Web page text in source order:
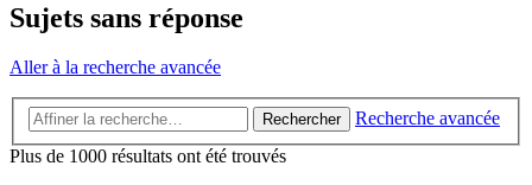
Sujets sans réponse
Aller à la recherche avancée
Rechercher
Recherche avancée
Plus de 1000 résultats ont été trouvés